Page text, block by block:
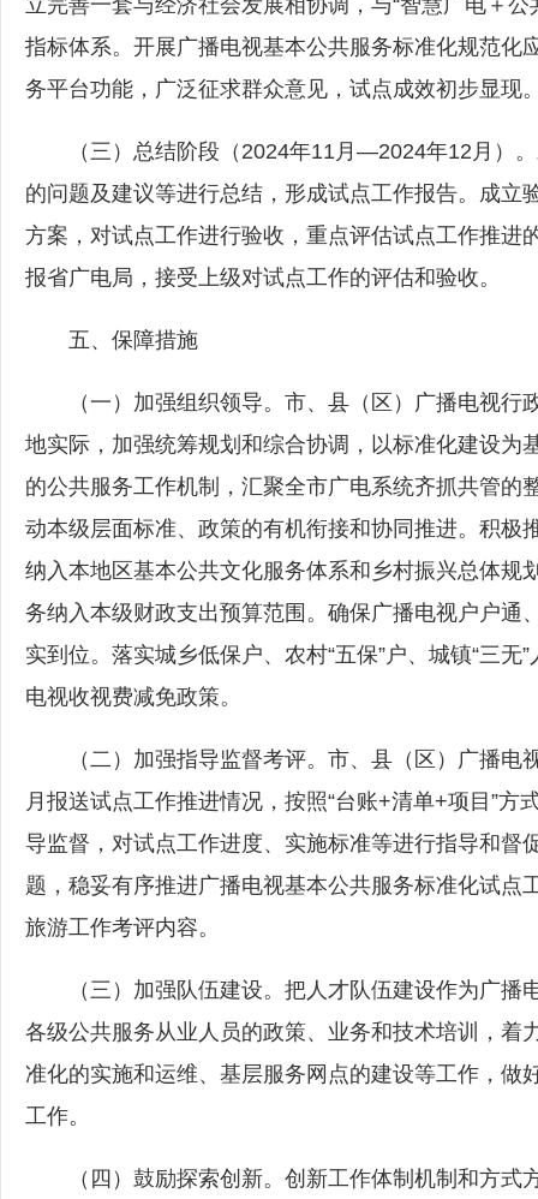
立完善一套与经济社会发展相协调，与“智慧广电＋
指标体系。开展广播电视基本公共服务标准化规范化
务平台功能，广泛征求群众意见，试点成效初步显现
（三）总结阶段（2024年11月—2024年12月）。
的问题及建议等进行总结，形成试点工作报告。成立
方‍案，对试点工作进行验收，重点评估试点工作推进
报省广电局，接受上级对试点工作的评估和验收。
五、保障措施
（一）加强组织领导。市、县（区）广播电视行
地实际，加强统筹规划和综合协调，以标准化建设为
的公共服务工作机制，汇聚全市广电系统齐抓共管的
动本级层面标准、政策的有机衔接和协同推进。积极
纳入本地区基本公共文化服务体系和乡村振兴总体规
务纳入本级财政支出预算范围。确保广播电视户户通
实到位。落实城乡低保户、农村“五保”户、城镇“三
电视收视费减免政策。
（二）加强指导监督考评。市、县（区）广播电
月报送试点工作推进情况，按照“台账+清单+项目”
导监督，对试点工作进度、实施标准等进行指导和督
题，稳妥有序推进广播电视基本公共服务标准化试点
旅游工作考评内容。
（三）加强队伍建设。把人才队伍建设作为广播
各级公共服务从业人员的政策、业务和技术培训，着
准化的实施和运维、基层服务网点的建设等工作，做
工作。
（四）鼓励探索创新。创新工作体制机制和方式